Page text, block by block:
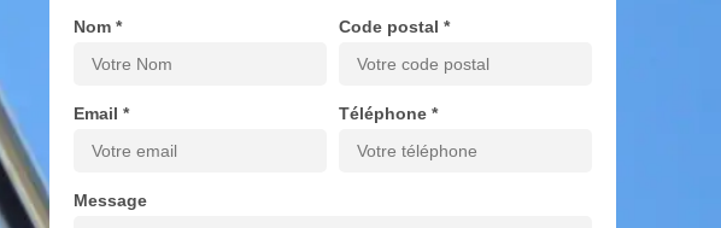
Nom * Code postal *
Email * Téléphone *
Message